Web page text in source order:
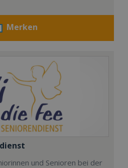
Merken
und Senioren bei der